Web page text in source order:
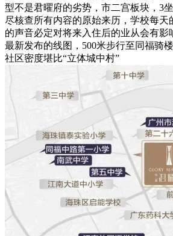
型不是君曜府的劣势，市二宫板块，3
尽核查所有内容的原始来历，学校每天
的声音必定对将来入住后的业从会有
最新发布的线图，500米步行至同福骑
社区密度堪比“立体城中村”